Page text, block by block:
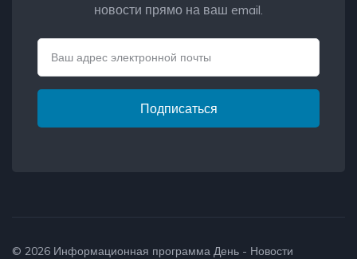
новости прямо на ваш email.
Подписаться
© 2026 Информационная программа День - Новости